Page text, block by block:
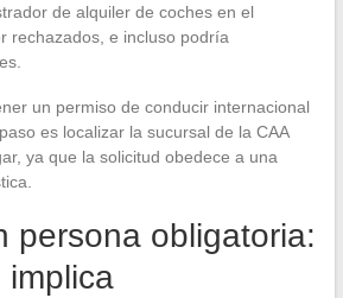
de alquiler de coches en el
rechazados, e incluso podría
un permiso de conducir internacional
es localizar la sucursal de la CAA
ya que la solicitud obedece a una
persona obligatoria:
implica